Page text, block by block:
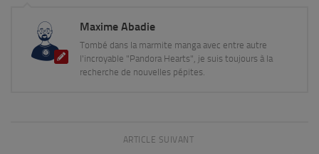
Maxime Abadie
Tombé dans la marmite manga avec entre autre
l'incroyable "Pandora Hearts", je suis toujours à la
recherche de nouvelles pépites.
ARTICLE SUIVANT